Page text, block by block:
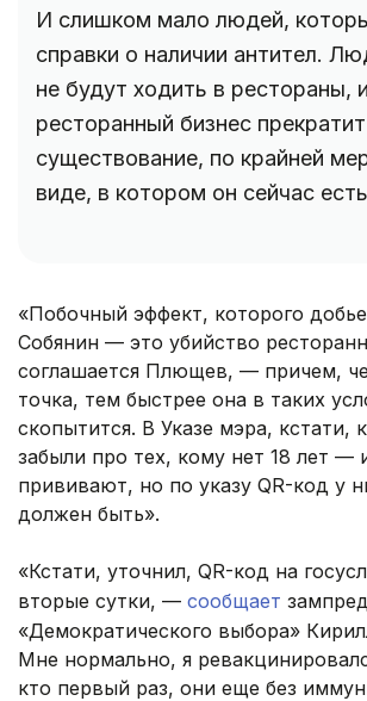
И слишком мало людей,
справки о наличии антител.
не будут ходить в рестораны, и
ресторанный бизнес
существование, по крайней
виде, в котором он сейчас
«Побочный эффект, которого
Собянин — это убийство
соглашается Плющев, — причем,
точка, тем быстрее она в таких
скопытится. В Указе мэра, кстати,
забыли про тех, кому нет 18 лет —
прививают, но по указу QR-код у
должен быть».
«Кстати, уточнил, QR-код на
вторые сутки, — сообщает
«Демократического выбора»
Мне нормально, я
кто первый раз, они еще без